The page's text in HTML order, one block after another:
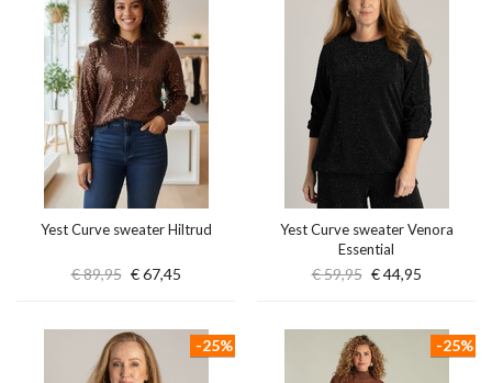
Yest Curve sweater Hiltrud
€ 89,95 € 67,45
Yest Curve sweater Venora
Essential
€ 59,95 € 44,95
-25% -25%